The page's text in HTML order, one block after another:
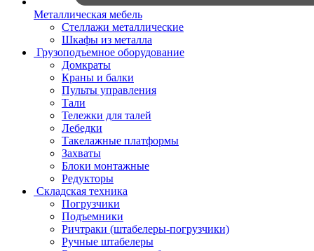
Металлическая мебель
Стеллажи металлические
Шкафы из металла
Грузоподъемное оборудование
Домкраты
Краны и балки
Пульты управления
Тали
Тележки для талей
Лебедки
Такелажные платформы
Захваты
Блоки монтажные
Редукторы
Складская техника
Погрузчики
Подъемники
Ричтраки (штабелеры-погрузчики)
Ручные штабелеры